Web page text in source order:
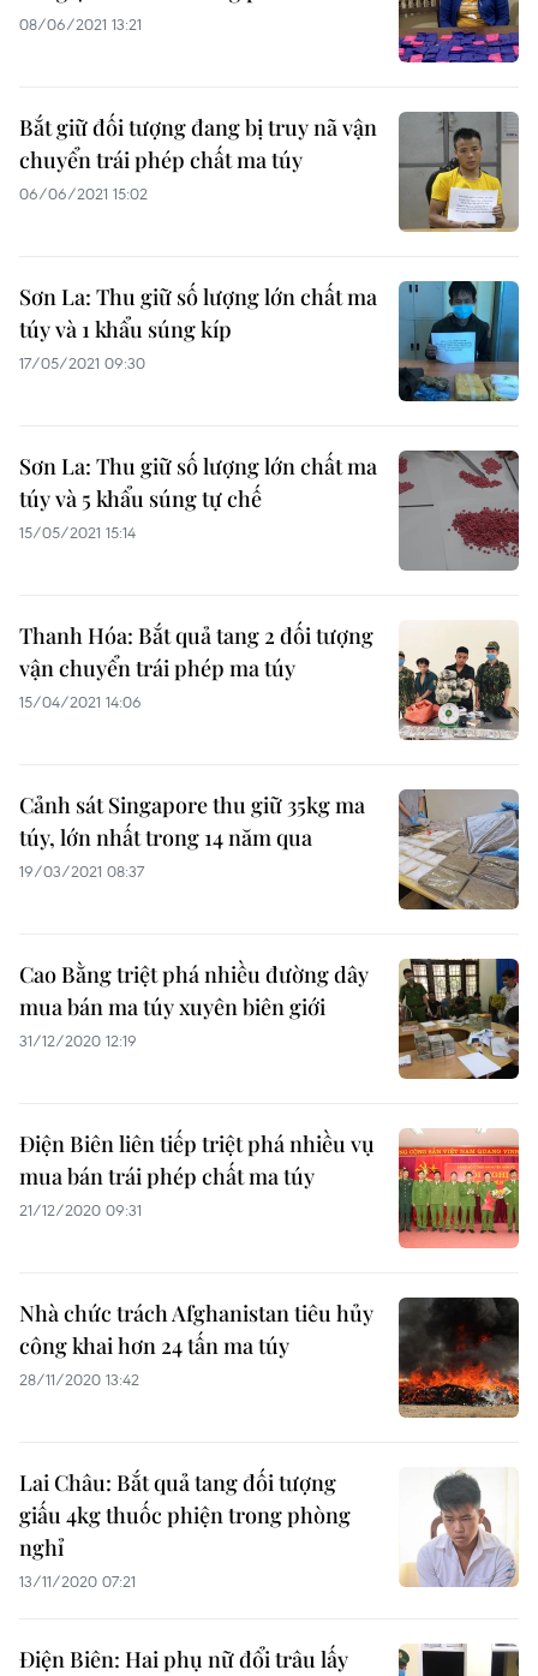
08/06/2021 13:21
Bắt giữ đối tượng đang bị truy nã vận
chuyển trái phép chất ma túy
06/06/2021 15:02
Sơn La: Thu giữ số lượng lớn chất ma
túy và 1 khẩu súng kíp
17/05/2021 09:30
Sơn La: Thu giữ số lượng lớn chất ma
túy và 5 khẩu súng tự chế
15/05/2021 15:14
Thanh Hóa: Bắt quả tang 2 đối tượng
vận chuyển trái phép ma túy
15/04/2021 14:06
Cảnh sát Singapore thu giữ 35kg ma
túy, lớn nhất trong 14 năm qua
19/03/2021 08:37
Cao Bằng triệt phá nhiều đường dây
mua bán ma túy xuyên biên giới
31/12/2020 12:19
Điện Biên liên tiếp triệt phá nhiều vụ
mua bán trái phép chất ma túy
21/12/2020 09:31
Nhà chức trách Afghanistan tiêu hủy
công khai hơn 24 tấn ma túy
28/11/2020 13:42
Lai Châu: Bắt quả tang đối tượng
giấu 4kg thuốc phiện trong phòng
nghỉ
13/11/2020 07:21
Điện Biên: Hai phụ nữ đổi trâu lấy